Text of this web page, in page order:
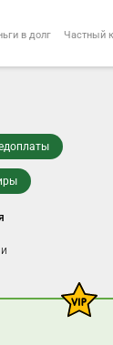
в долг Частный